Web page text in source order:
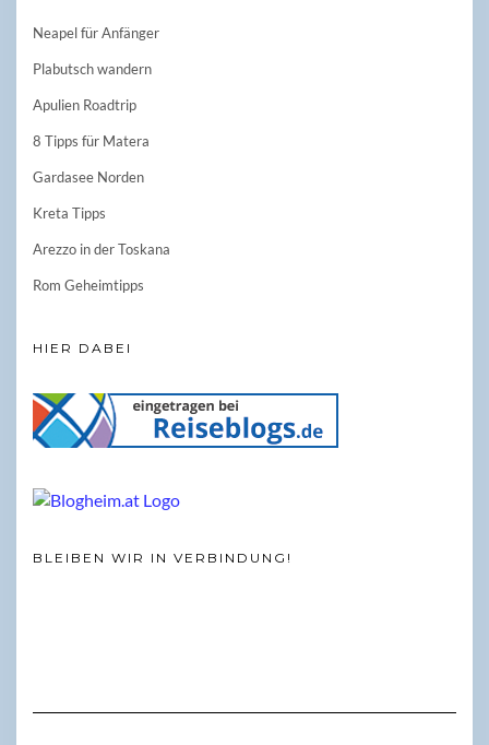
Neapel für Anfänger
Plabutsch wandern
Apulien Roadtrip
8 Tipps für Matera
Gardasee Norden
Kreta Tipps
Arezzo in der Toskana
Rom Geheimtipps
HIER DABEI
BLEIBEN WIR IN VERBINDUNG!